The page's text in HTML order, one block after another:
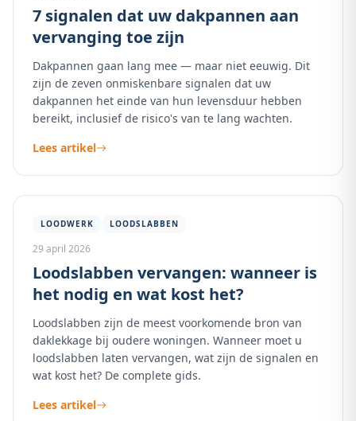
7 signalen dat uw dakpannen aan
vervanging toe zijn
Dakpannen gaan lang mee — maar niet eeuwig. Dit
zijn de zeven onmiskenbare signalen dat uw
dakpannen het einde van hun levensduur hebben
bereikt, inclusief de risico's van te lang wachten.
Lees artikel
LOODWERK LOODSLABBEN
29 april 2026
Loodslabben vervangen: wanneer is
het nodig en wat kost het?
Loodslabben zijn de meest voorkomende bron van
daklekkage bij oudere woningen. Wanneer moet u
loodslabben laten vervangen, wat zijn de signalen en
wat kost het? De complete gids.
Lees artikel